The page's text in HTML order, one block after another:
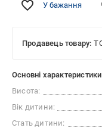
У бажання
Продавець товару:
Основні характеристики
Висота:
Вік дитини:
Стать дитини: